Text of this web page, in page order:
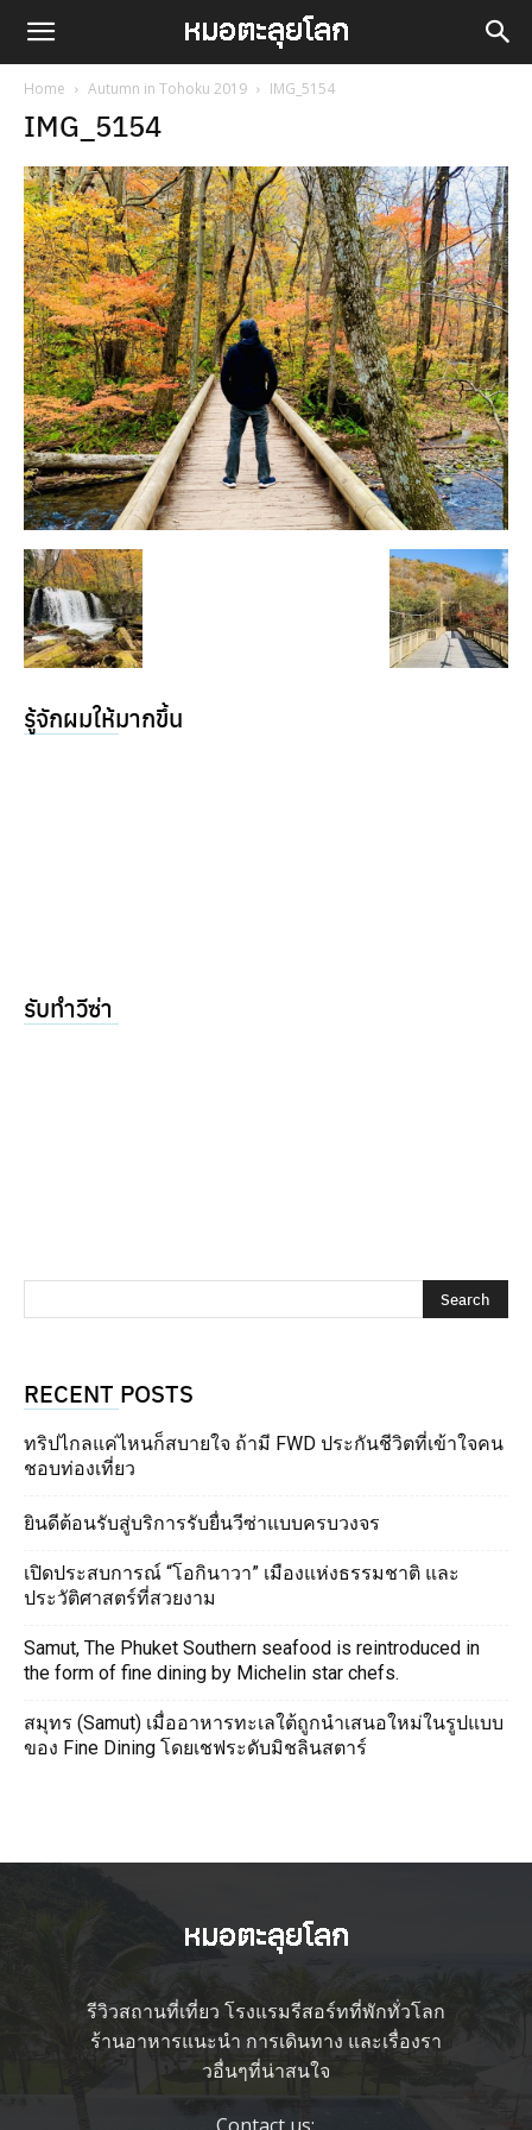
Home Autumn in Tohoku 2019 IMG_5154
IMG_5154
รู้จักผมให้มากขึ้น
รับทำวีซ่า
RECENT POSTS
ทริปไกลแค่ไหนก็สบายใจ ถ้ามี FWD ประกันชีวิตที่เข้าใจคน
ชอบท่องเที่ยว
ยินดีต้อนรับสู่บริการรับยื่นวีซ่าแบบครบวงจร
เปิดประสบการณ์ “โอกินาวา” เมืองแห่งธรรมชาติ และ
ประวัติศาสตร์ที่สวยงาม
Samut, The Phuket Southern seafood is reintroduced in
the form of fine dining by Michelin star chefs.
สมุทร (Samut) เมื่ออาหารทะเลใต้ถูกนำเสนอใหม่ในรูปแบบ
ของ Fine Dining โดยเชฟระดับมิชลินสตาร์
รีวิวสถานที่เที่ยว โรงแรมรีสอร์ทที่พักทั่วโลก
ร้านอาหารแนะนำ การเดินทาง และเรื่องรา
วอื่นๆที่น่าสนใจ